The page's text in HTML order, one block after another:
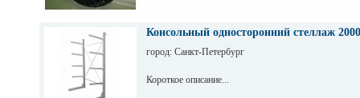
Консольный односторонний стеллаж
город: Санкт-Петербург
Короткое описание...